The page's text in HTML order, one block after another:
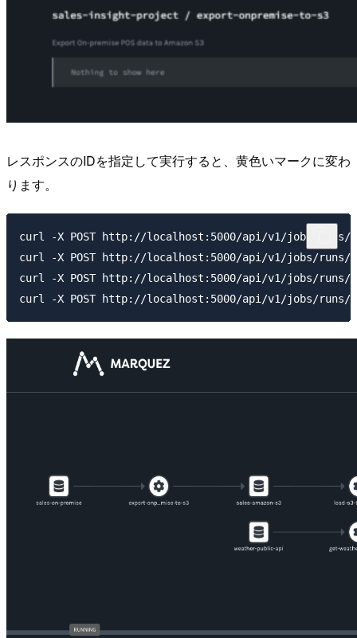
レスポンスのIDを指定して実行すると、黄色いマークに変わ
ります。
curl -X POST http://localhost:5000/api/v1/jobs/runs/
curl -X POST http://localhost:5000/api/v1/jobs/runs/
curl -X POST http://localhost:5000/api/v1/jobs/runs/